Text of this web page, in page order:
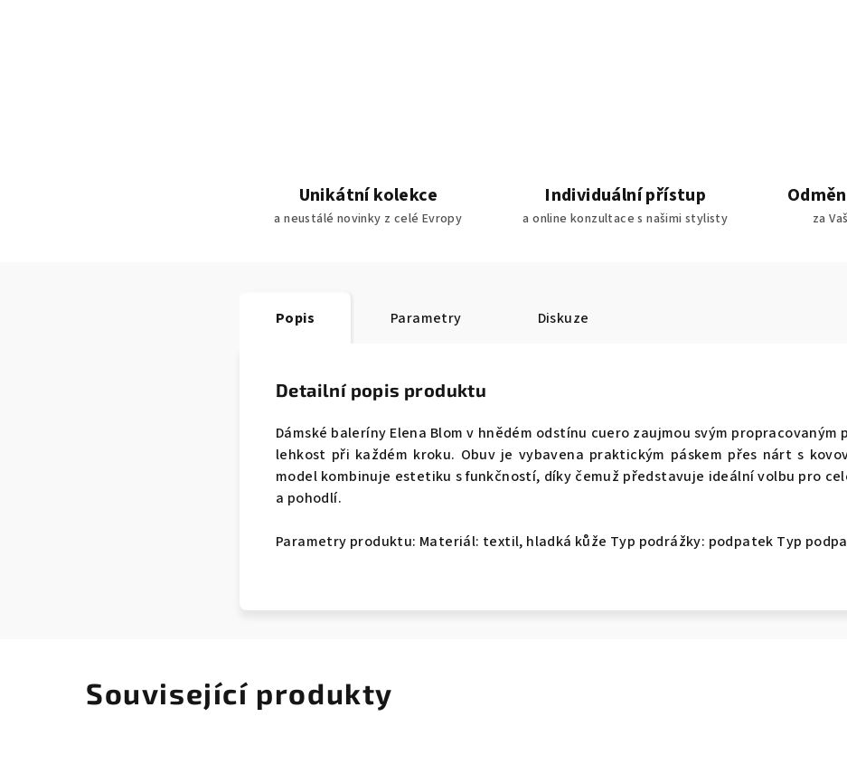
Unikátní kolekce
a neustálé novinky z celé Evropy
Individuální přístup
a online konzultace s našimi stylisty za
Popis Parametry Diskuze
Detailní popis produktu
Dámské baleríny Elena Blom v hnědém odstínu cuero zaujmou svým
lehkost při každém kroku. Obuv je vybavena praktickým páskem přes nárt s
model kombinuje estetiku s funkčností, díky čemuž představuje ideální volbu pro
a pohodlí.
Parametry produktu: Materiál: textil, hladká kůže Typ podrážky: podpatek Typ
Související produkty